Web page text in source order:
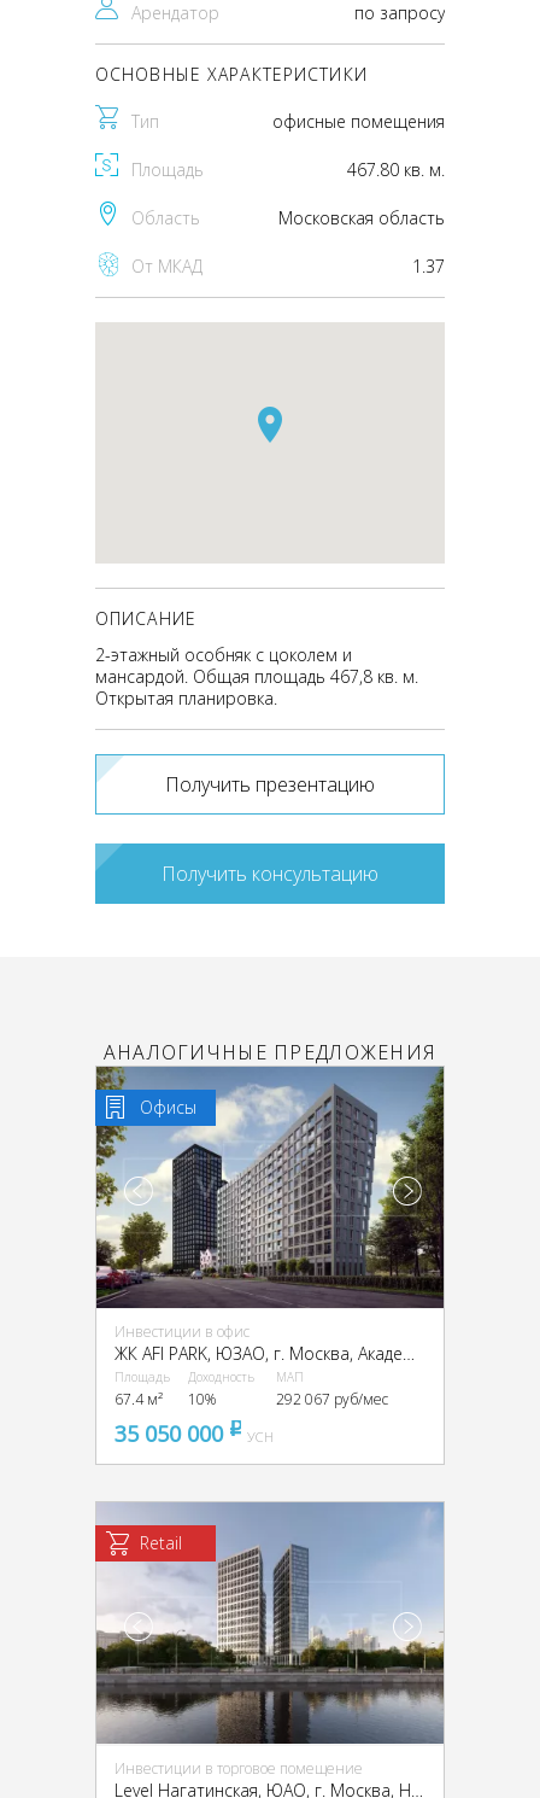
Арендатор по запросу
ОСНОВНЫЕ ХАРАКТЕРИСТИКИ
Тип офисные помещения
Площадь 467.80 кв. м.
Область Московская область
От МКАД 1.37
ОПИСАНИЕ
2-этажный особняк с цоколем и
мансардой. Общая площадь 467,8 кв. м.
Открытая планировка.
Получить презентацию
Получить консультацию
АНАЛОГИЧНЫЕ ПРЕДЛОЖЕНИЯ
Офисы
Инвестиции в офис
ЖК AFI PARK, ЮЗАО, г. Москва, Академика Челомея ул., 7А cтр. 2
Площадь
67.4 м²
Доходность
10%
МАП
292 067 руб/мес
35 050 000 pуб
УСН
Retail
Инвестиции в торговое помещение